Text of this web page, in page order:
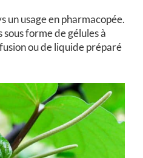
un usage en pharmacopée.
forme de gélules à
ou de liquide préparé